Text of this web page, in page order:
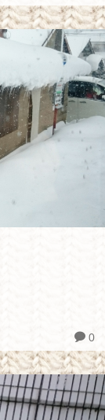
0